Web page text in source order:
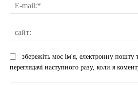
збережіть моє ім'я, електронну пошту
переглядачі наступного разу, коли я